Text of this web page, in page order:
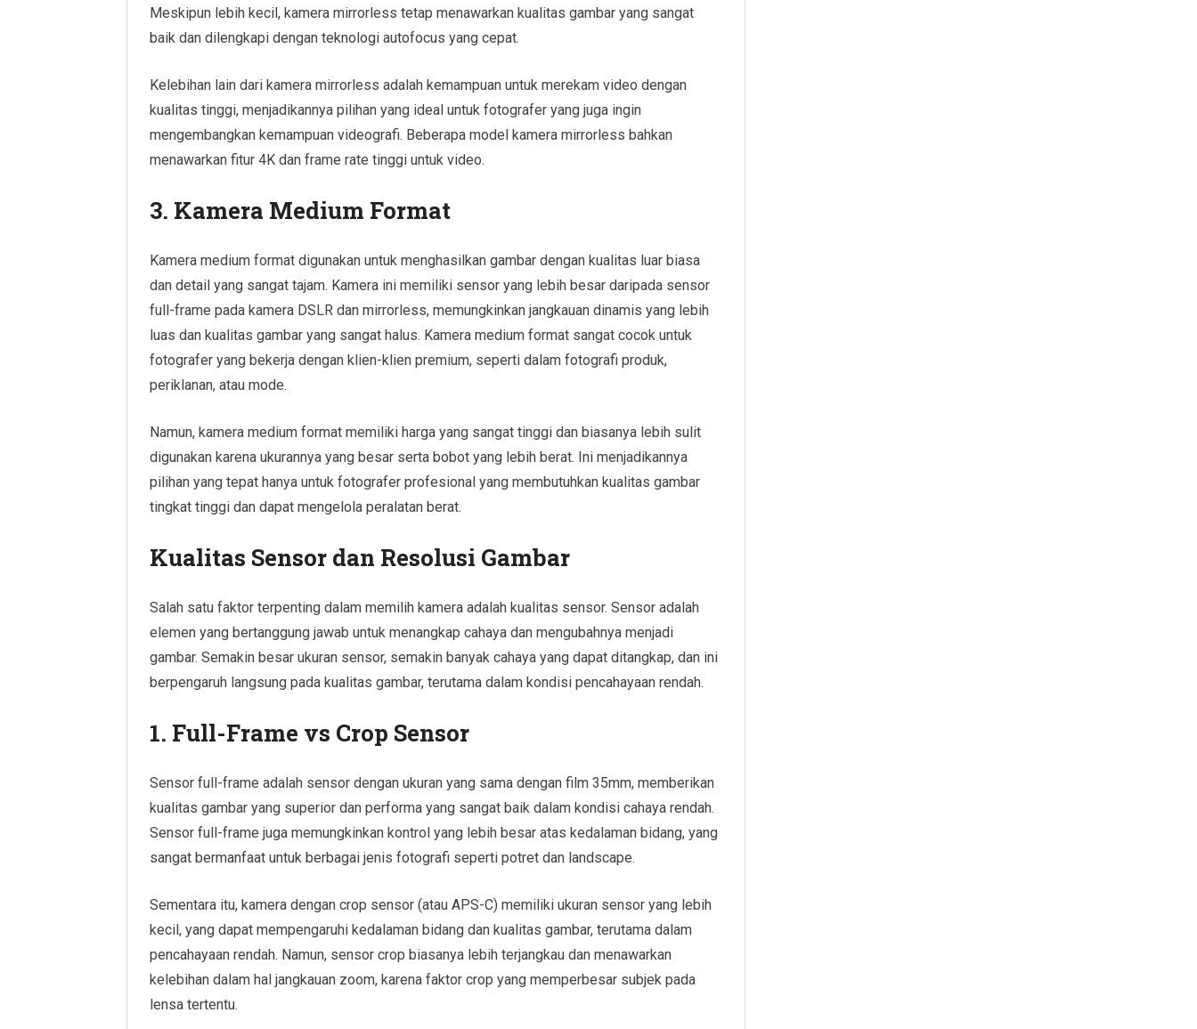
Meskipun lebih kecil, kamera mirrorless tetap menawarkan kualitas gambar yang sangat
baik dan dilengkapi dengan teknologi autofocus yang cepat.
Kelebihan lain dari kamera mirrorless adalah kemampuan untuk merekam video dengan
kualitas tinggi, menjadikannya pilihan yang ideal untuk fotografer yang juga ingin
mengembangkan kemampuan videografi. Beberapa model kamera mirrorless bahkan
menawarkan fitur 4K dan frame rate tinggi untuk video.
3. Kamera Medium Format
Kamera medium format digunakan untuk menghasilkan gambar dengan kualitas luar biasa
dan detail yang sangat tajam. Kamera ini memiliki sensor yang lebih besar daripada sensor
full-frame pada kamera DSLR dan mirrorless, memungkinkan jangkauan dinamis yang lebih
luas dan kualitas gambar yang sangat halus. Kamera medium format sangat cocok untuk
fotografer yang bekerja dengan klien-klien premium, seperti dalam fotografi produk,
periklanan, atau mode.
Namun, kamera medium format memiliki harga yang sangat tinggi dan biasanya lebih sulit
digunakan karena ukurannya yang besar serta bobot yang lebih berat. Ini menjadikannya
pilihan yang tepat hanya untuk fotografer profesional yang membutuhkan kualitas gambar
tingkat tinggi dan dapat mengelola peralatan berat.
Kualitas Sensor dan Resolusi Gambar
Salah satu faktor terpenting dalam memilih kamera adalah kualitas sensor. Sensor adalah
elemen yang bertanggung jawab untuk menangkap cahaya dan mengubahnya menjadi
gambar. Semakin besar ukuran sensor, semakin banyak cahaya yang dapat ditangkap, dan ini
berpengaruh langsung pada kualitas gambar, terutama dalam kondisi pencahayaan rendah.
1. Full-Frame vs Crop Sensor
Sensor full-frame adalah sensor dengan ukuran yang sama dengan film 35mm, memberikan
kualitas gambar yang superior dan performa yang sangat baik dalam kondisi cahaya rendah.
Sensor full-frame juga memungkinkan kontrol yang lebih besar atas kedalaman bidang, yang
sangat bermanfaat untuk berbagai jenis fotografi seperti potret dan landscape.
Sementara itu, kamera dengan crop sensor (atau APS-C) memiliki ukuran sensor yang lebih
kecil, yang dapat mempengaruhi kedalaman bidang dan kualitas gambar, terutama dalam
pencahayaan rendah. Namun, sensor crop biasanya lebih terjangkau dan menawarkan
kelebihan dalam hal jangkauan zoom, karena faktor crop yang memperbesar subjek pada
lensa tertentu.